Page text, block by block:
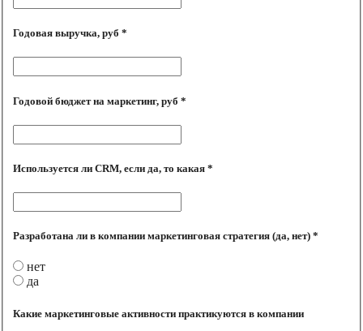
Годовая выручка, руб *
Годовой бюджет на маркетинг, руб *
Используется ли CRM, если да, то какая *
Разработана ли в компании маркетинговая стратегия (да, нет) *
нет
да
Какие маркетинговые активности практикуются в компании